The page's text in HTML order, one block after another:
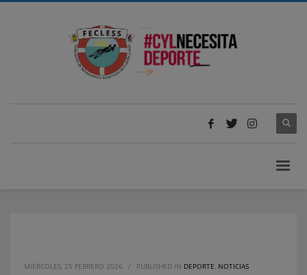
MIÉRCOLES, 25 FEBRERO 2026 / PUBLISHED IN DEPORTE NOTICIAS